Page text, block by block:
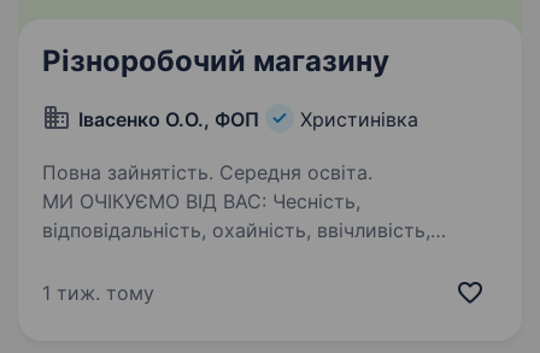
Різноробочий магазину
Івасенко О.О., ФОП Христинівка
Повна зайнятість. Середня освіта.
МИ ОЧІКУЄМО ВІД ВАС: Чесність,
відповідальність, охайність, ввічливість,
дбайливе ставлення до речей. Правильне
1 тиж. тому